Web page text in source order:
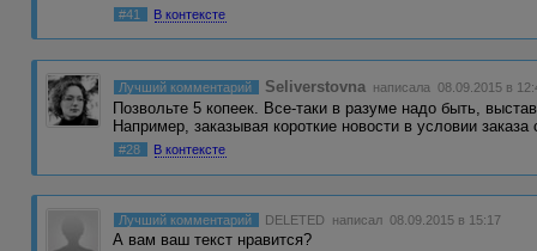
#41 В контексте
Лучший комментарий Seliverstovna написала 08.09.2015 в
Позвольте 5 копеек. Все-таки в разуме надо быть,
Например, заказывая короткие новости в условии
#28 В контексте
Лучший комментарий DELETED написал 08.09.2015 в 15:17
А вам ваш текст нравится?